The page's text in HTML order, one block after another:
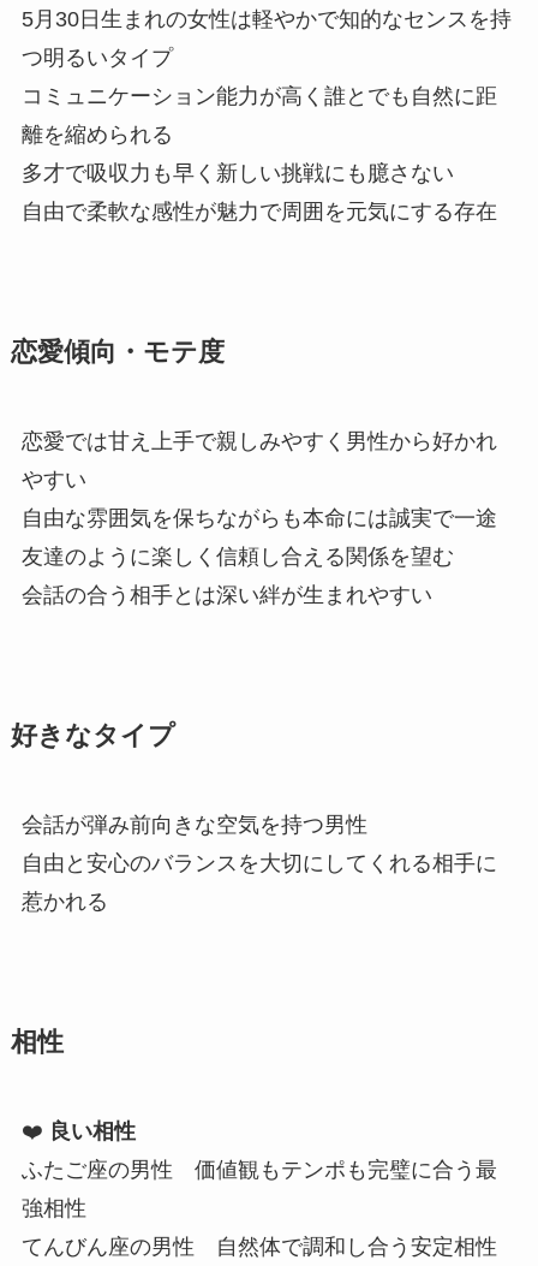
5月30日生まれの女性は軽やかで知的なセンスを持
つ明るいタイプ
コミュニケーション能力が高く誰とでも自然に距
離を縮められる
多才で吸収力も早く新しい挑戦にも臆さない
自由で柔軟な感性が魅力で周囲を元気にする存在
恋愛傾向・モテ度
恋愛では甘え上手で親しみやすく男性から好かれ
やすい
自由な雰囲気を保ちながらも本命には誠実で一途
友達のように楽しく信頼し合える関係を望む
会話の合う相手とは深い絆が生まれやすい
好きなタイプ
会話が弾み前向きな空気を持つ男性
自由と安心のバランスを大切にしてくれる相手に
惹かれる
相性
❤️ 良い相性
ふたご座の男性 価値観もテンポも完璧に合う最
強相性
てんびん座の男性 自然体で調和し合う安定相性